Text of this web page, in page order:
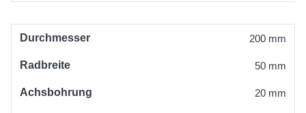
Durchmesser 200 mm
Radbreite 50 mm
Achsbohrung 20 mm